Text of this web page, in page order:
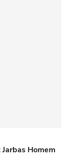
Homem